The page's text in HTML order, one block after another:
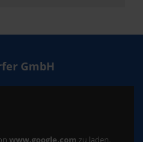
GmbH
www.google.com zu laden.